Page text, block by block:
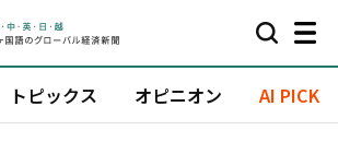
トピックス オピニオン AI PICK